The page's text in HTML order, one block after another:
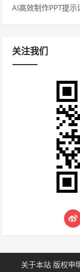
AI高效制作PPT提
关注我们
关于本站 版权申